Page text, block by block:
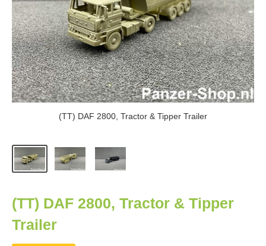
(TT) DAF 2800, Tractor & Tipper Trailer
(TT) DAF 2800, Tractor & Tipper
Trailer